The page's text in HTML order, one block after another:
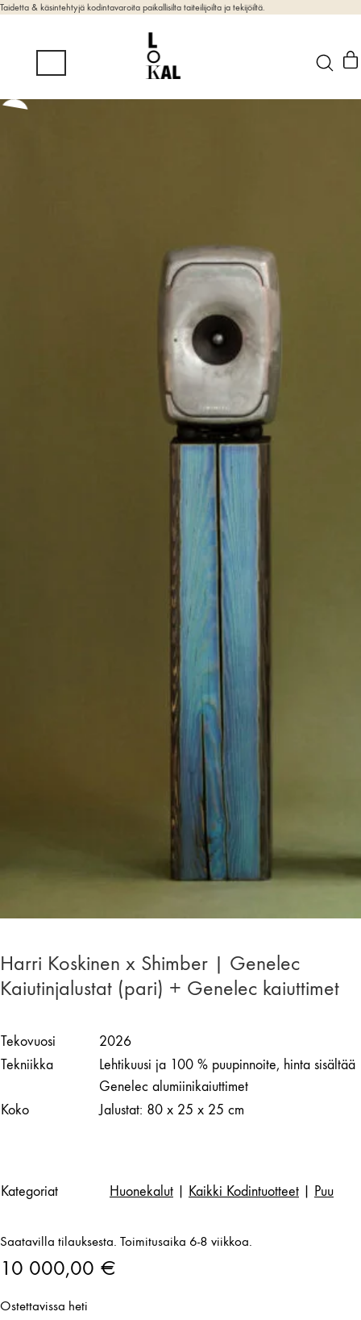
Taidetta & käsintehtyjä kodintavaroita paikallisilta taiteilijoilta ja tekijöiltä.
Harri Koskinen x Shimber | Genelec
Kaiutinjalustat (pari) + Genelec kaiuttimet
Tekovuosi
2026
Tekniikka
Lehtikuusi ja 100 % puupinnoite, hinta sisältää
Genelec alumiinikaiuttimet
Koko
Jalustat: 80 x 25 x 25 cm
Kategoriat Huonekalut Kaikki Kodintuotteet Puu
Saatavilla tilauksesta. Toimitusaika 6-8 viikkoa.
10 000,00 €
Ostettavissa heti